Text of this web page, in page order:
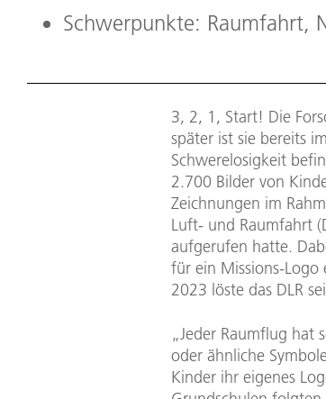
Schwerpunkte: Raumfahrt,
3, 2, 1, Start! Die
später ist sie bereits
Schwerelosigkeit
2.700 Bilder von
Zeichnungen im
Luft- und Raumfahrt
aufgerufen hatte.
für ein Missions-
2023 löste das DLR
„Jeder Raumflug hat
oder ähnliche
Kinder ihr eigenes